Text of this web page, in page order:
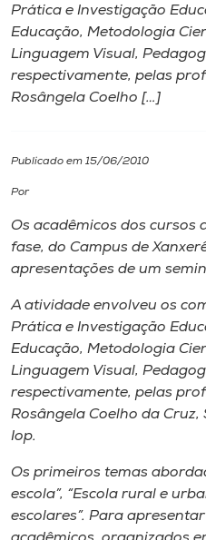
Internacionalização
I.nova
Cultura
CPA
Biblioteca
Editora
Rádio
Museu
Unoesc
Store
Prática e Investigação
Educação, Metodologia
Linguagem Visual,
respectivamente, pelas
Rosângela Coelho […]
Publicado em 15/06/2010
Por
Os acadêmicos dos cursos
fase, do Campus de
apresentações de um
A atividade envolveu os
Prática e Investigação
Educação, Metodologia
Linguagem Visual,
respectivamente, pelas
Rosângela Coelho da
Iop.
Os primeiros temas
escola”, “Escola rural e
escolares”. Para